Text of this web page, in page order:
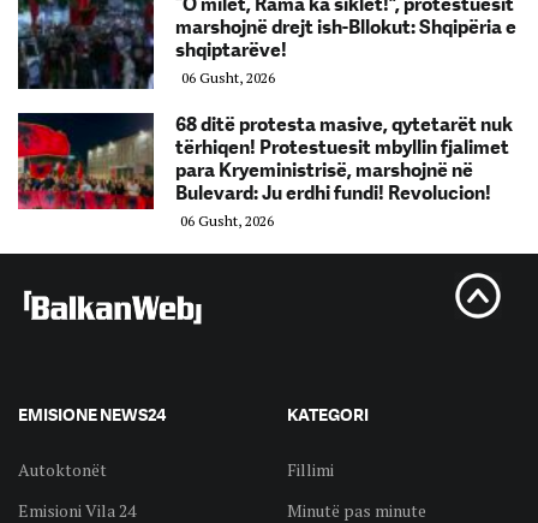
marshojnë drejt ish-Bllokut: Shqipëria e
shqiptarëve!
06 Gusht, 2026
68 ditë protesta masive, qytetarët nuk
tërhiqen! Protestuesit mbyllin fjalimet
para Kryeministrisë, marshojnë në
Bulevard: Ju erdhi fundi! Revolucion!
06 Gusht, 2026
EMISIONE NEWS24
Autoktonët
Emisioni Vila 24
KATEGORI
Fillimi
Minutë pas minute